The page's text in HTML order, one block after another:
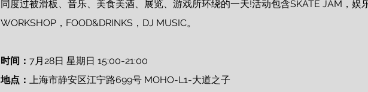
同度过被滑板、音乐、美食美酒、展览、游戏所环绕的一天!活动包含SKATE JAM，娱
WORKSHOP，FOOD&DRINKS，DJ MUSIC。
时间： 7月28日 星期日 15:00-21:00
地点： 上海市静安区江宁路699号 MOHO-L1-大道之子